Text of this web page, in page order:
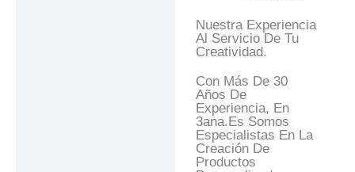
Nuestra Experiencia
Al Servicio De Tu
Creatividad.
Con Más De 30
Años De
Experiencia, En
3ana.es Somos
Especialistas En La
Creación De
Productos